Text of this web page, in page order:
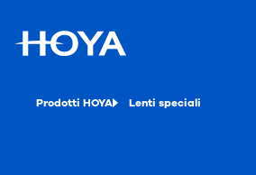
Prodotti HOYA Lenti speciali